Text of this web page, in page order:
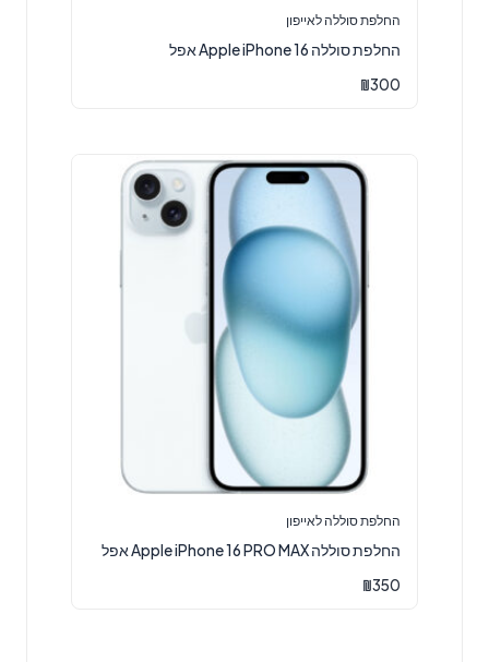
החלפת סוללה לאייפון
החלפת סוללה Apple iPhone 16 אפל
₪300
החלפת סוללה לאייפון
החלפת סוללה Apple iPhone 16 PRO MAX אפל
₪350